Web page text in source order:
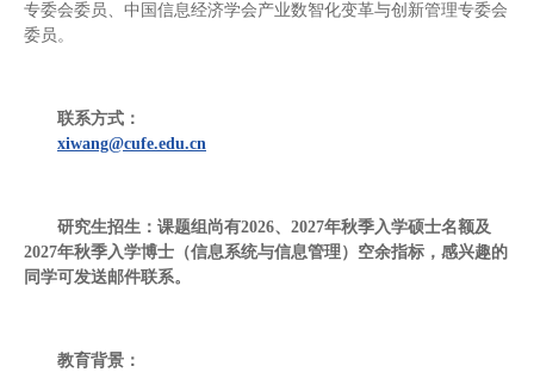
专委会委员、中国信息经济学会产业数智化变革与创新管理专委会
委员。
联系方式：
xiwang@cufe.edu.cn
研究生招生：课题组尚有2026、2027年秋季入学硕士名额及
2027年秋季入学博士（信息系统与信息管理）空余指标，感兴趣的
同学可发送邮件联系。
教育背景：